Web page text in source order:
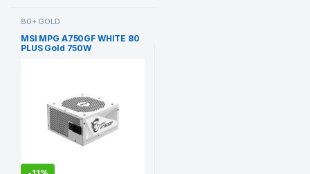
80+ GOLD
MSI MPG A750GF WHITE 80
PLUS Gold 750W